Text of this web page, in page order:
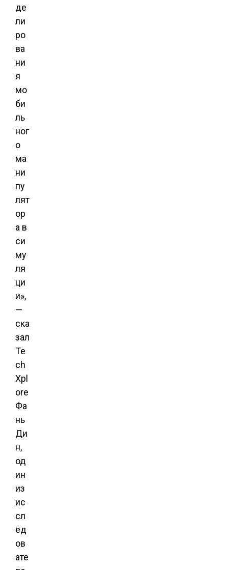
де
ли
ро
ва
ни
я
мо
би
ль
ног
о
ма
ни
пу
лят
ор
а в
си
му
ля
ци
и»,
—
ска
зал
Te
ch
Xpl
ore
Фа
нь
Ди
н,
од
ин
из
ис
сл
ед
ов
ате